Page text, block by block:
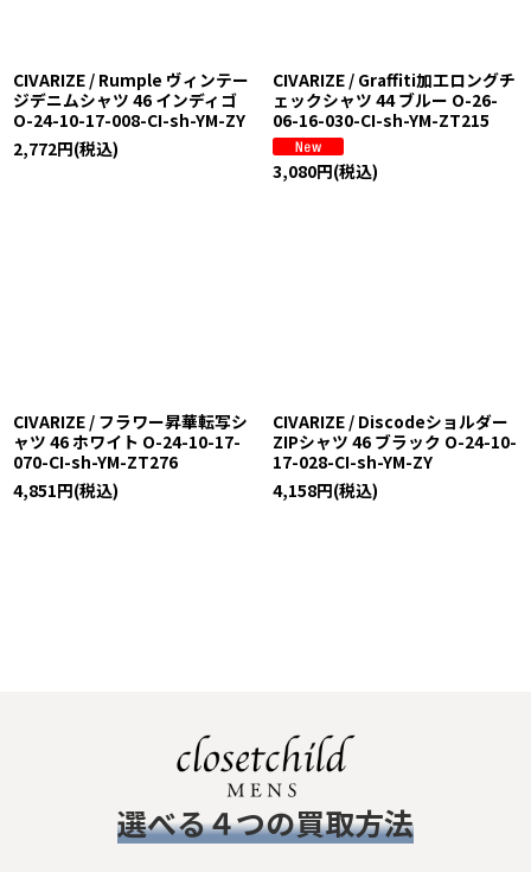
CIVARIZE / Rumple ヴィンテー
ジデニムシャツ 46 インディゴ
O-24-10-17-008-CI-sh-YM-ZY
2,772円(税込)
CIVARIZE / Graffiti加工ロングチ
ェックシャツ 44 ブルー O-26-
06-16-030-CI-sh-YM-ZT215
3,080円(税込)
CIVARIZE / フラワー昇華転写シ
ャツ 46 ホワイト O-24-10-17-
070-CI-sh-YM-ZT276
4,851円(税込)
CIVARIZE / Discodeショルダー
ZIPシャツ 46 ブラック O-24-10-
17-028-CI-sh-YM-ZY
4,158円(税込)
​選べる４つの買取方法